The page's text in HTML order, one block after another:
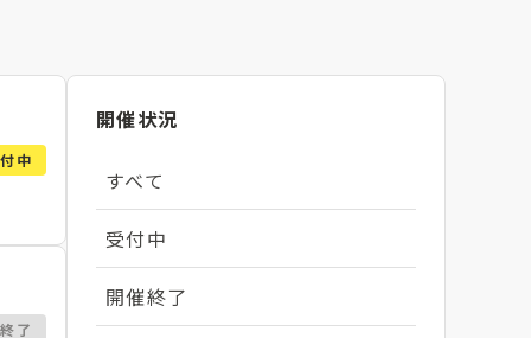
中
了
開催状況
すべて
受付中
開催終了